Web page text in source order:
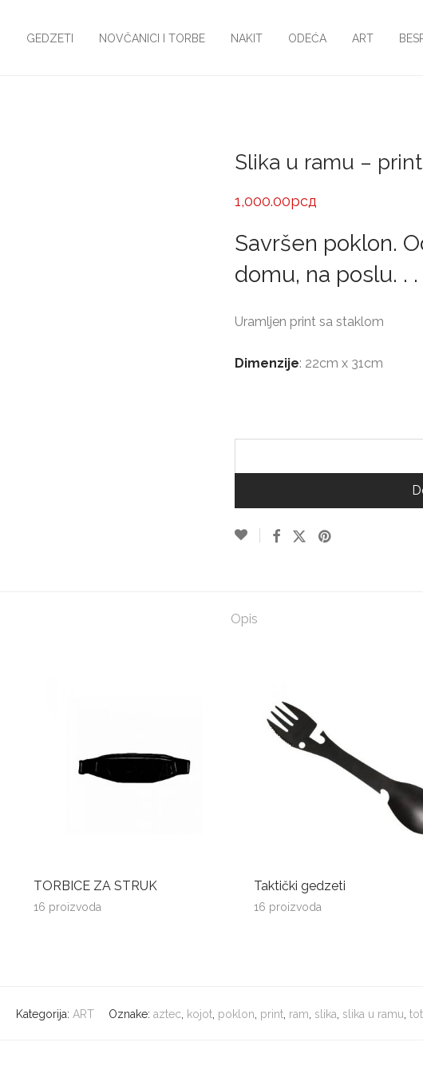
GEDZETI NOVČANICI I TORBE NAKIT ODEĆA ART
Slika u ramu –
1,000.00рсд
Savršen poklon.
domu, na poslu. . .
Uramljen print sa staklom
Dimenzije: 22cm x 31cm
Opis
TORBICE ZA STRUK
16 proizvoda
Taktički gedzeti
16 proizvoda
Kategorija: ART Oznake: aztec kojot poklon print ram slika slika u ramu